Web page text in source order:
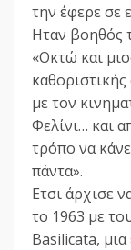
την έφερε σε
Ηταν βοηθός
«Οκτώ και
με τον
Φελίνι… και
τρόπο να
πάντα».
Ετσι άρχισε
το 1963 με
Basilicata, μια